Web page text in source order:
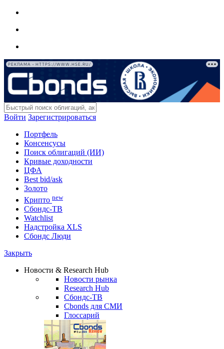
РЕКЛАМА • HTTPS://WWW.HSE.RU/
Войти Зарегистрироваться
Портфель
Консенсусы
Поиск облигаций (ИИ)
Кривые доходности
ЦФА
Best bid/ask
Золото
Крипто new
Сбондс-ТВ
Watchlist
Надстройка XLS
Сбондс Люди
Закрыть
Новости & Research Hub
Новости рынка
Research Hub
Сбондс-ТВ
Cbonds для СМИ
Глоссарий